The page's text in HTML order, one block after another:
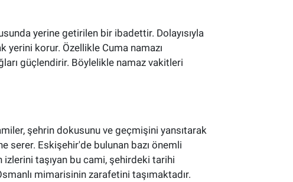
yerine getirilen bir ibadettir. Dolayısıyla
yerini korur. Özellikle Cuma namazı
güçlendirir. Böylelikle namaz vakitleri
şehrin dokusunu ve geçmişini yansıtarak
serer. Eskişehir'de bulunan bazı önemli
izlerini taşıyan bu cami, şehirdeki tarihi
mimarisinin zarafetini taşımaktadır.